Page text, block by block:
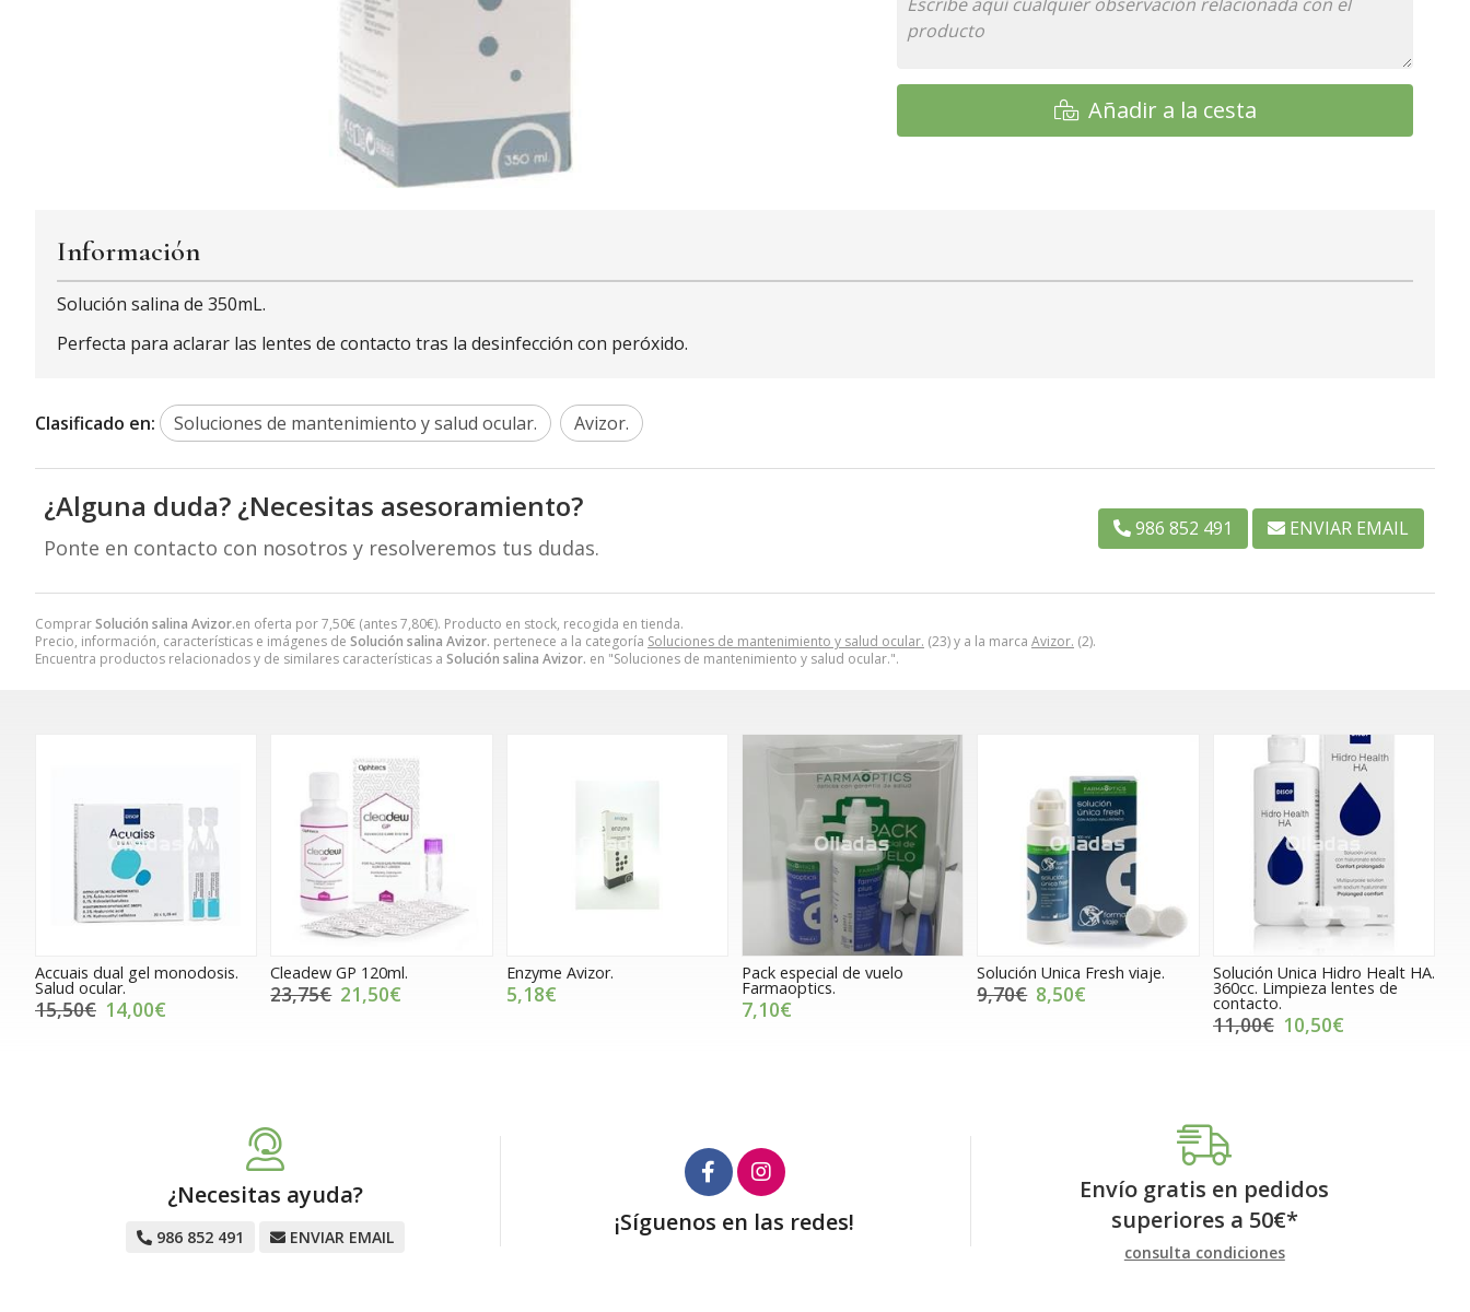
Añadir a la cesta
ComprarSolución salina Avizor.en oferta por7,50€ (antes7,80€). Producto en stock, recogida en tienda.
Precio, información, características e imágenes de Solución salina Avizor. pertenece a la categoría Soluciones de mantenimiento y salud ocular. (23) y a la marca Avizor. (2).
Encuentra productos relacionados y de similares características a Solución salina Avizor. en "Soluciones de mantenimiento y salud ocular.".
Información
Solución salina de 350mL.
Perfecta para aclarar las lentes de contacto tras la desinfección con peróxido.
Clasificado en: Soluciones de mantenimiento y salud ocular. Avizor.
¿Alguna duda? ¿Necesitas asesoramiento?
Ponte en contacto con nosotros y resolveremos tus dudas.
986 852 491 ENVIAR EMAIL
Accuais dual gel monodosis.
Salud ocular.
15,50€ 14,00€
Cleadew GP 120ml.
23,75€ 21,50€
Enzyme Avizor.
5,18€
Pack especial de vuelo
Farmaoptics.
7,10€
Solución Unica Fresh viaje.
9,70€ 8,50€
Solución Unica Hidro Healt HA.
360cc. Limpieza lentes de
contacto.
11,00€ 10,50€
¿Necesitas ayuda?
986 852 491 ENVIAR EMAIL
¡Síguenos en las redes!
Envío gratis en pedidos
superiores a 50€*
consulta condiciones